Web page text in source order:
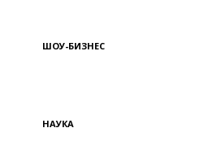
ШОУ-БИЗНЕС
НАУКА